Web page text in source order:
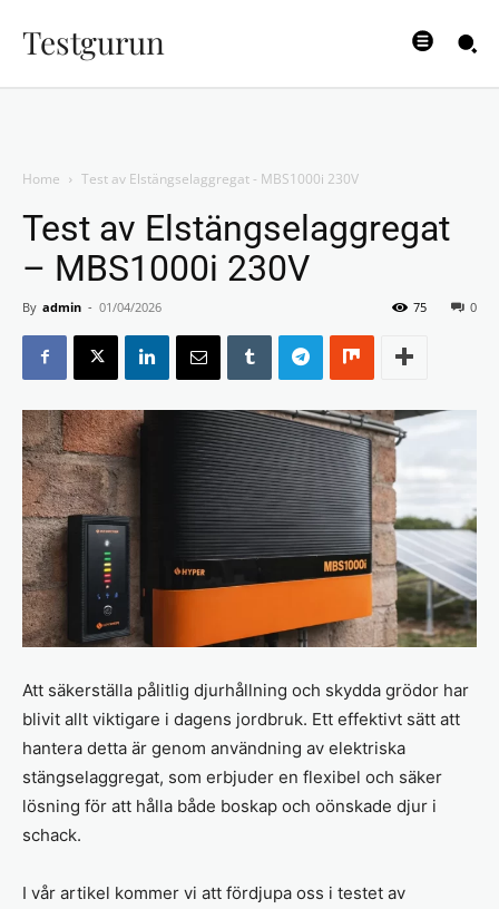
Testgurun
Home Test av Elstängselaggregat - MBS1000i 230V
Test av Elstängselaggregat
– MBS1000i 230V
By admin - 01/04/2026 0
75
Att säkerställa pålitlig djurhållning och skydda grödor har
blivit allt viktigare i dagens jordbruk. Ett effektivt sätt att
hantera detta är genom användning av elektriska
stängselaggregat, som erbjuder en flexibel och säker
lösning för att hålla både boskap och oönskade djur i
schack.
I vår artikel kommer vi att fördjupa oss i testet av